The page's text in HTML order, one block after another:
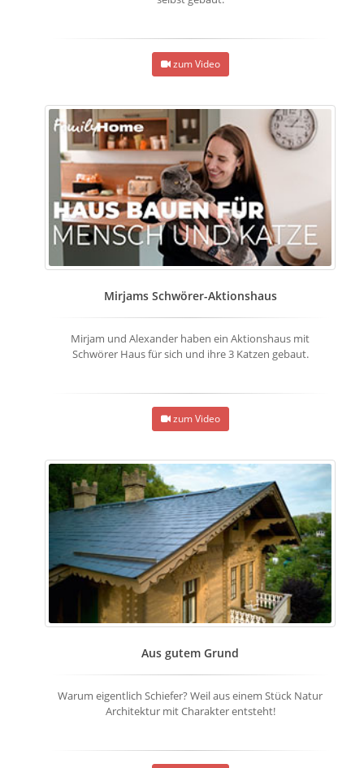
zum Video
Mirjams Schwörer-Aktionshaus
Mirjam und Alexander haben ein Aktionshaus mit
Schwörer Haus für sich und ihre 3 Katzen gebaut.
zum Video
Aus gutem Grund
Warum eigentlich Schiefer? Weil aus einem Stück Natur
Architektur mit Charakter entsteht!